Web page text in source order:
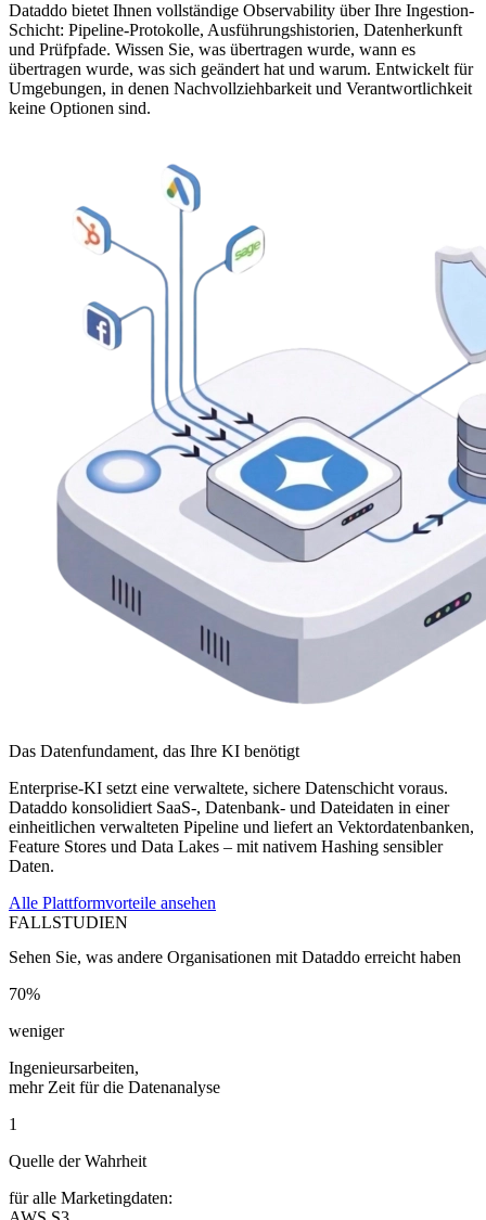
Dataddo bietet Ihnen vollständige Observability über Ihre Ingestion-
Schicht: Pipeline-Protokolle, Ausführungshistorien, Datenherkunft
und Prüfpfade. Wissen Sie, was übertragen wurde, wann es
übertragen wurde, was sich geändert hat und warum. Entwickelt für
Umgebungen, in denen Nachvollziehbarkeit und Verantwortlichkeit
keine Optionen sind.
Das Datenfundament, das Ihre KI benötigt
Enterprise-KI setzt eine verwaltete, sichere Datenschicht voraus.
Dataddo konsolidiert SaaS-, Datenbank- und Dateidaten in einer
einheitlichen verwalteten Pipeline und liefert an Vektordatenbanken,
Feature Stores und Data Lakes – mit nativem Hashing sensibler
Daten.
Alle Plattformvorteile ansehen
FALLSTUDIEN
Sehen Sie, was andere Organisationen mit Dataddo erreicht haben
70%
weniger
Ingenieursarbeiten,
mehr Zeit für die Datenanalyse
1
Quelle der Wahrheit
für alle Marketingdaten: